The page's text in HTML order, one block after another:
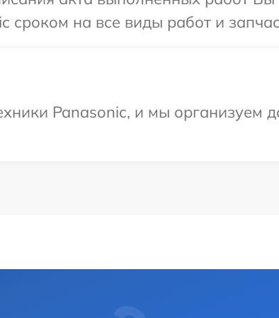
сроком на все виды работ и
Panasonic, и мы организуем